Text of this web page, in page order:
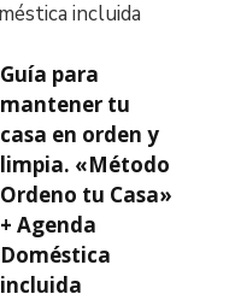
Guía para
mantener tu
casa en orden y
limpia. «Método
Ordeno tu Casa»
+ Agenda
Doméstica
incluida